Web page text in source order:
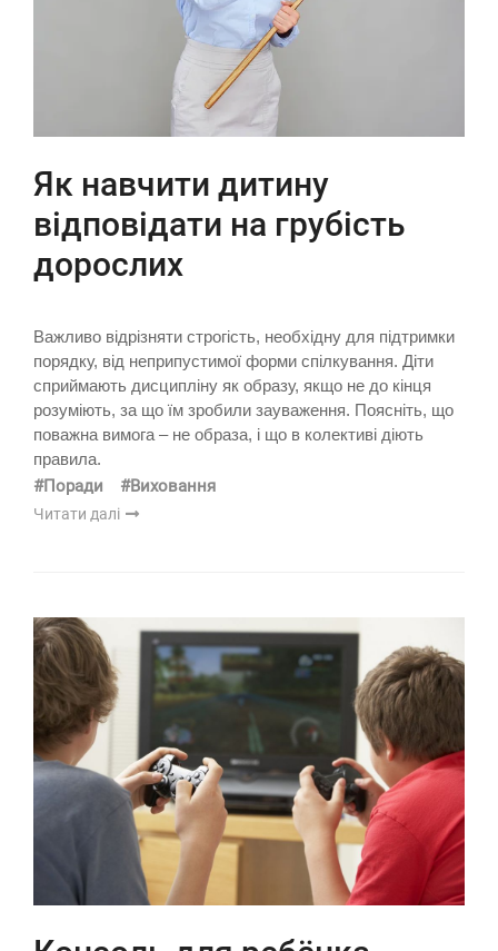
Як навчити дитину
відповідати на грубість
дорослих
Важливо відрізняти строгість, необхідну для підтримки
порядку, від неприпустимої форми спілкування. Діти
сприймають дисципліну як образу, якщо не до кінця
розуміють, за що їм зробили зауваження. Поясніть, що
поважна вимога – не образа, і що в колективі діють
правила.
#Поради #Виховання
Читати далі